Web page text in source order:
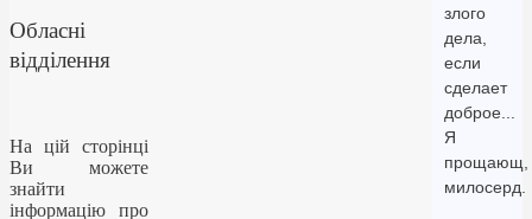
злого
дела,
если
сделает
доброе...
Я
прощающ,
милосерд.
Обласні
відділення
На цій сторінці
Ви можете
знайти
інформацію про